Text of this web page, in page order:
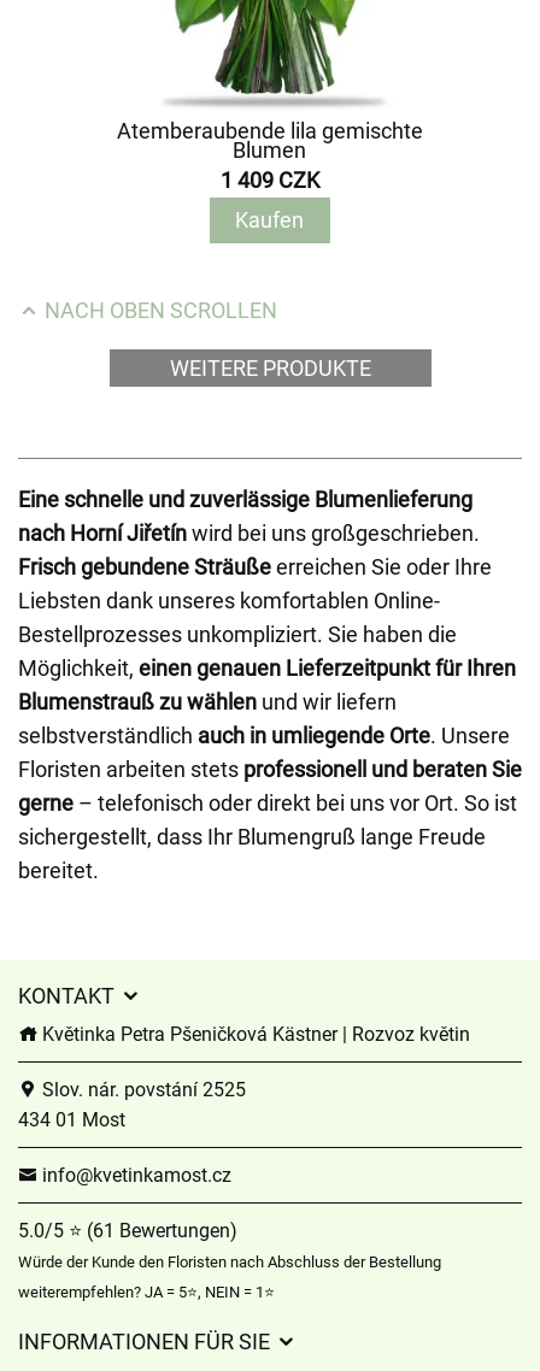
Atemberaubende lila gemischte
Blumen
1 409 CZK
Kaufen
NACH OBEN SCROLLEN
WEITERE PRODUKTE
Eine schnelle und zuverlässige Blumenlieferung
nach Horní Jiřetínwird bei uns großgeschrieben.
Frisch gebundene Sträußeerreichen Sie oder Ihre
Liebsten dank unseres komfortablen Online-
Bestellprozesses unkompliziert. Sie haben die
Möglichkeit, einen genauen Lieferzeitpunkt für Ihren
Blumenstrauß zu wählen und wir liefern
selbstverständlich auch in umliegende Orte. Unsere
Floristen arbeiten stets professionell und beraten Sie
gerne – telefonisch oder direkt bei uns vor Ort. So ist
sichergestellt, dass Ihr Blumengruß lange Freude
bereitet.
KONTAKT
Květinka Petra Pšeničková Kästner | Rozvoz květin
Slov. nár. povstání 2525
434 01 Most
info@kvetinkamost.cz
5.0/5 ⭐ (61 Bewertungen)
Würde der Kunde den Floristen nach Abschluss der Bestellung
weiterempfehlen? JA = 5⭐, NEIN = 1⭐
INFORMATIONEN FÜR SIE